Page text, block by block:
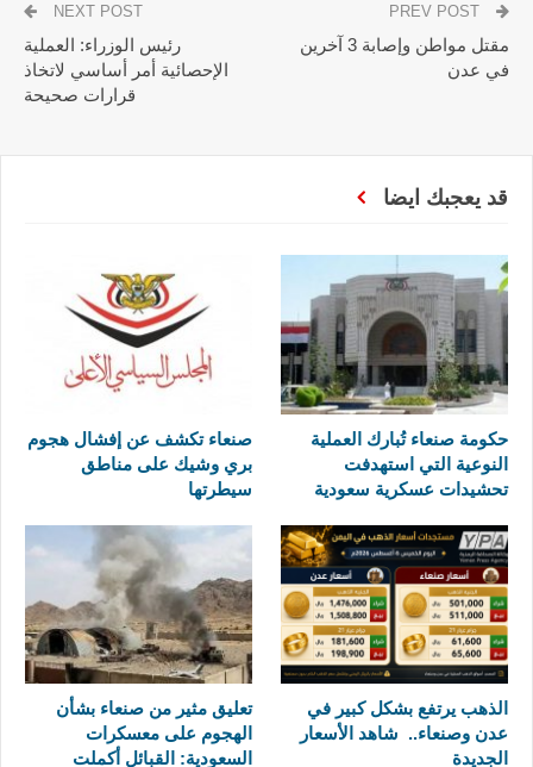
مقتل مواطن وإصابة 3 آخرين
في عدن
NEXT POST
رئيس الوزراء: العملية
الإحصائية أمر أساسي لاتخاذ
قرارات صحيحة
قد يعجبك ايضا
حكومة صنعاء تُبارك العملية
النوعية التي استهدفت
تحشيدات عسكرية سعودية
صنعاء تكشف عن إفشال هجوم
بري وشيك على مناطق
سيطرتها
الذهب يرتفع بشكل كبير في
عدن وصنعاء.. شاهد الأسعار
الجديدة
تعليق مثير من صنعاء بشأن
الهجوم على معسكرات
السعودية: القبائل أكملت